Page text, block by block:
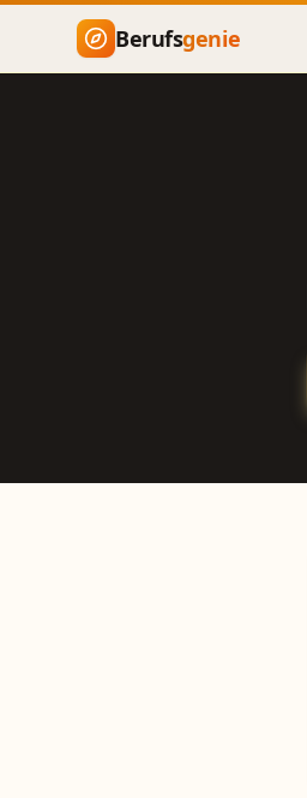
Zum Hauptinhalt springen
Berufsgenie